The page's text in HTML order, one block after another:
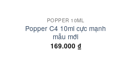
POPPER 10ML
Popper C4 10ml cực mạnh
mẫu mới
169.000 ₫